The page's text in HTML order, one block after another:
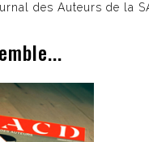
des Auteurs de la